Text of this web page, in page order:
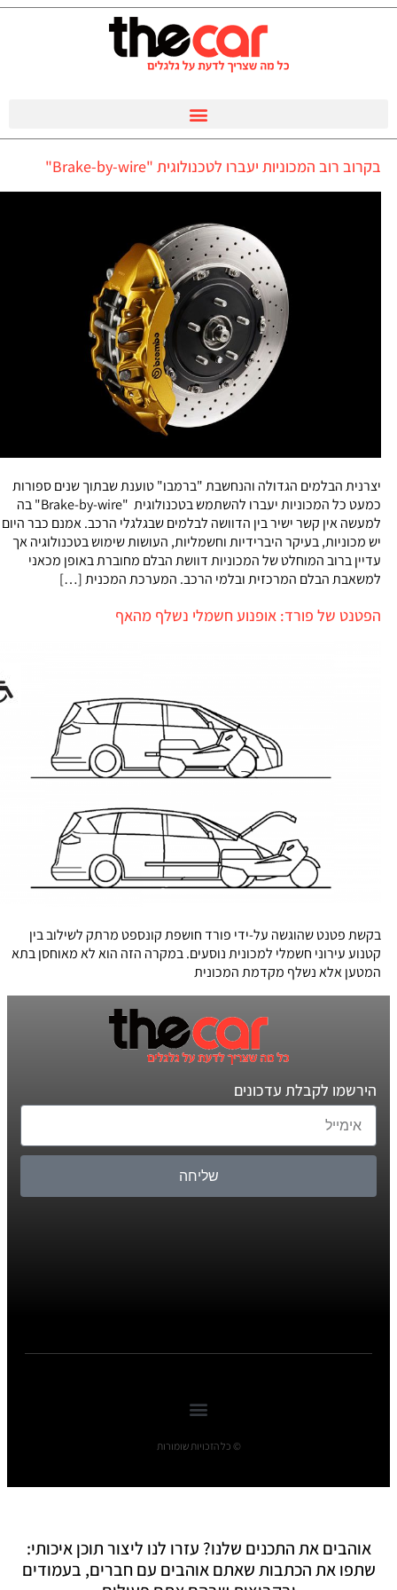
בקרוב רוב המכוניות יעברו לטכנולוגית "Brake-by-wire"
יצרנית הבלמים הגדולה והנחשבת "ברמבו" טוענת שבתוך שנים ספורות
כמעט כל המכוניות יעברו להשתמש בטכנולוגית "Brake-by-wire" בה
למעשה אין קשר ישיר בין הדוושה לבלמים שבגלגלי הרכב. אמנם כבר היום
יש מכוניות, בעיקר היברידיות וחשמליות, העושות שימוש בטכנולוגיה אך
עדיין ברוב המוחלט של המכוניות דוושת הבלם מחוברת באופן מכאני
למשאבת הבלם המרכזית ובלמי הרכב. המערכת המכנית […]
הפטנט של פורד: אופנוע חשמלי נשלף מהאף
בקשת פטנט שהוגשה על-ידי פורד חושפת קונספט מרתק לשילוב בין
קטנוע עירוני חשמלי למכונית נוסעים. במקרה הזה הוא לא מאוחסן בתא
המטען אלא נשלף מקדמת המכונית
הירשמו לקבלת עדכונים
שליחה
© כל הזכויות שומורות
אוהבים את התכנים שלנו? עזרו לנו ליצור תוכן איכותי:
שתפו את הכתבות שאתם אוהבים עם חברים, בעמודים